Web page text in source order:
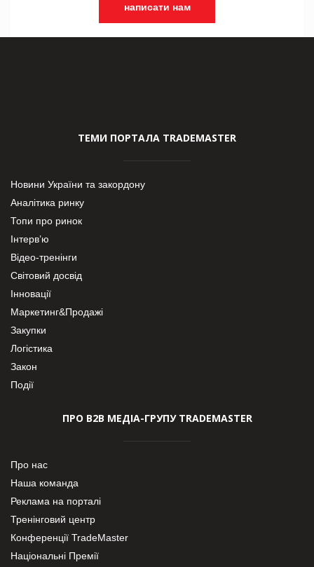
написати нам
ТЕМИ ПОРТАЛА TRADEMASTER
Новини України та закордону
Аналітика ринку
Топи про ринок
Інтерв’ю
Відео-тренінги
Світовий досвід
Інновації
Маркетинг&Продажі
Закупки
Логістика
Закон
Події
ПРО В2В МЕДІА-ГРУПУ TRADEMASTER
Про нас
Наша команда
Реклама на порталі
Тренінговий центр
Конференції TradeMaster
Національні Премії